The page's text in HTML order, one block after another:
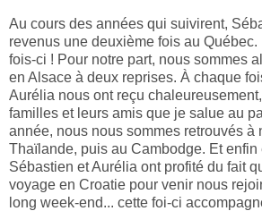
Au cours des années qui suivirent,
revenus une deuxième fois au
fois-ci ! Pour notre part, nous sommes
en Alsace à deux reprises. À chaque
Aurélia nous ont reçu
familles et leurs amis que je salue au
année, nous nous sommes retrouvés à
Thaïlande, puis au Cambodge. Et enfin
Sébastien et Aurélia ont profité du fait
voyage en Croatie pour venir nous
long week-end... cette foi-ci